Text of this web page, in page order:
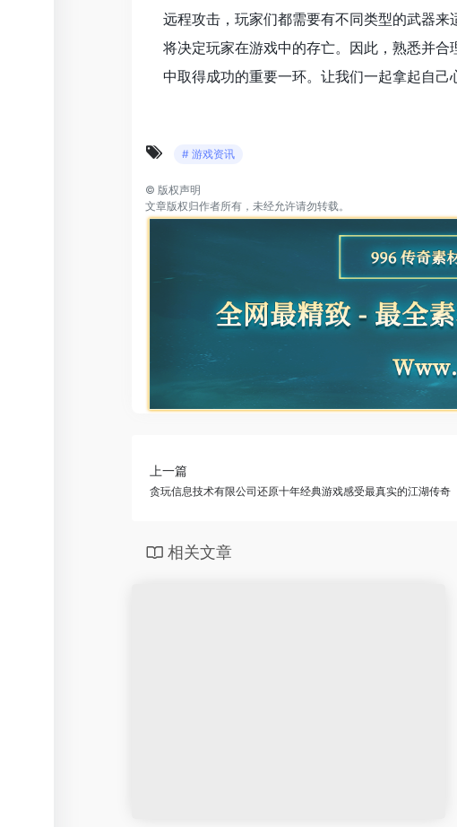
远程攻击，玩家们都需要有不同类型的武器来
将决定玩家在游戏中的存亡。因此，熟悉并
中取得成功的重要一环。让我们一起拿起自己
# 游戏资讯
© 版权声明
文章版权归作者所有，未经允许请勿转载。
上一篇
贪玩信息技术有限公司还原十年经典游戏感受最真实的江湖传奇
相关文章